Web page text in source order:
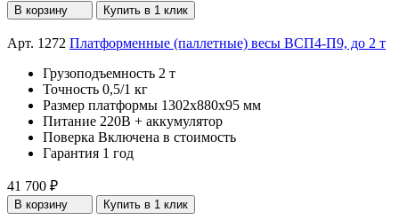
В корзину Купить в 1 клик
Арт. 1272 Платформенные (паллетные) весы ВСП4-П9, до 2 т
Грузоподъемность 2 т
Точность 0,5/1 кг
Размер платформы 1302х880х95 мм
Питание 220В + аккумулятор
Поверка Включена в стоимость
Гарантия 1 год
41 700 ₽
В корзину Купить в 1 клик